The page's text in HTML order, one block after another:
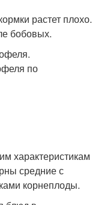
растет плохо.
бобовых.
характеристикам
средние с
корнеплоды.